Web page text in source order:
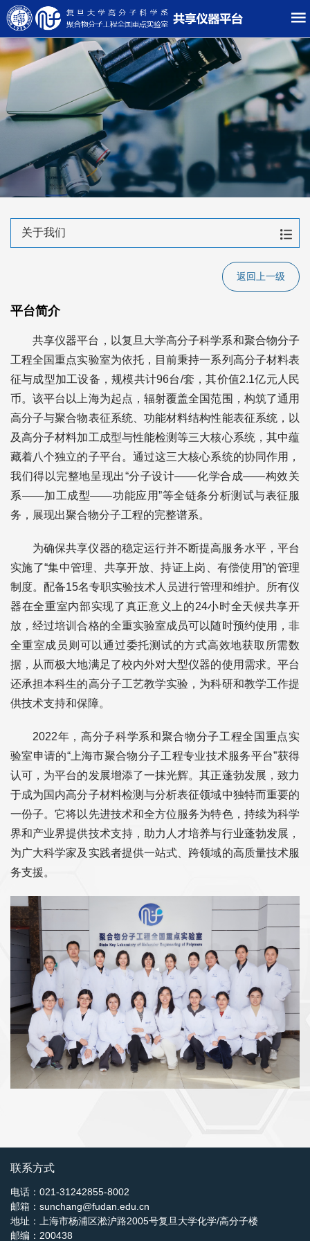
关于我们
返回上一级
平台简介
共享仪器平台，以复旦大学高分子科学系和聚合物分子
工程全国重点实验室为依托，目前秉持一系列高分子材料表
征与成型加工设备，规模共计96台/套，其价值2.1亿元人民
币。该平台以上海为起点，辐射覆盖全国范围，构筑了通用
高分子与聚合物表征系统、功能材料结构性能表征系统，以
及高分子材料加工成型与性能检测等三大核心系统，其中蕴
藏着八个独立的子平台。通过这三大核心系统的协同作用，
我们得以完整地呈现出“分子设计——化学合成——构效关
系——加工成型——功能应用”等全链条分析测试与表征服
务，展现出聚合物分子工程的完整谱系。
为确保共享仪器的稳定运行并不断提高服务水平，平台
实施了“集中管理、共享开放、持证上岗、有偿使用”的管理
制度。配备15名专职实验技术人员进行管理和维护。所有仪
器在全重室内部实现了真正意义上的24小时全天候共享开
放，经过培训合格的全重实验室成员可以随时预约使用，非
全重室成员则可以通过委托测试的方式高效地获取所需数
据，从而极大地满足了校内外对大型仪器的使用需求。平台
还承担本科生的高分子工艺教学实验，为科研和教学工作提
供技术支持和保障。
2022年，高分子科学系和聚合物分子工程全国重点实
验室申请的“上海市聚合物分子工程专业技术服务平台”获得
认可，为平台的发展增添了一抹光辉。其正蓬勃发展，致力
于成为国内高分子材料检测与分析表征领域中独特而重要的
一份子。它将以先进技术和全方位服务为特色，持续为科学
界和产业界提供技术支持，助力人才培养与行业蓬勃发展，
为广大科学家及实践者提供一站式、跨领域的高质量技术服
务支援。
联系方式
电话：021-31242855-8002
邮箱：sunchang@fudan.edu.cn
地址：上海市杨浦区淞沪路2005号复旦大学化学/高分子楼
邮编：200438